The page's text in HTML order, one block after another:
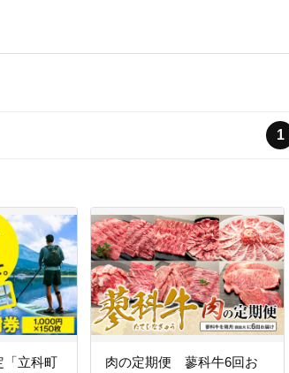
1
「立科町
肉の定期便 蓼科牛6回お